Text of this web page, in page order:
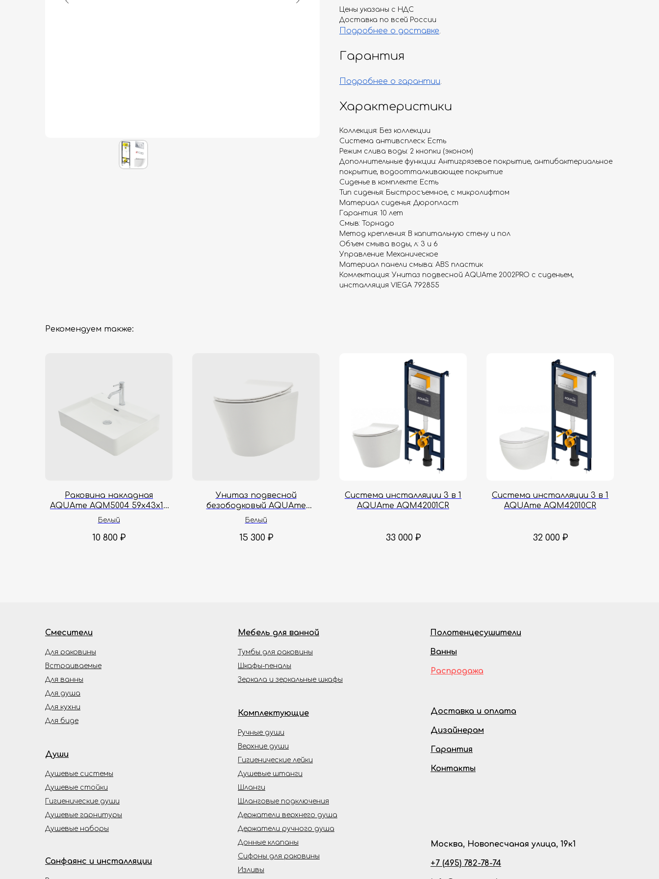
Цены указаны с НДС
Доставка по всей России
Подробнее о доставке.
Гарантия
Подробнее о гарантии.
Характеристики
Коллекция: Без коллекции
Система антивсплеск: Есть
Режим слива воды: 2 кнопки (эконом)
Дополнительные функции: Антигрязевое покрытие, антибактериальное
покрытие, водоотталкивающее покрытие
Сиденье в комплекте: Есть
Тип сиденья: Быстросъемное, с микролифтом
Материал сиденья: Дюропласт
Гарантия: 10 лет
Смыв: Торнадо
Метод крепления: В капитальную стену и пол
Объем смыва воды, л: 3 и 6
Управление: Механическое
Материал панели смыва: ABS пластик
Комлектация: Унитаз подвесной AQUAme 2002PRO с сиденьем,
инсталляция VIEGA 792855
Рекомендуем также:
Раковина накладная
AQUAme AQM5004 59х43х12
Белый
10 800 ₽
Унитаз подвесной
безободковый AQUAme
AQM2001 51.5x35.5x36.5 см
Белый
15 300 ₽
Система инсталляции 3 в 1
AQUAme AQM42001CR
33 000 ₽
Система инсталляции 3 в 1
AQUAme AQM42010CR
32 000 ₽
Смесители
Души
Душевые гарнитуры
Душевые наборы
Душевые системы
Гигиенические души
Мебель для ванной
Тумбы для раковины
Шкафы-пеналы
Зеркала и зеркальные шкафы
Встраиваемые
Для биде
Для кухни
Для ванны
Для душа
Для раковины
Комплектующие
Ручные души
Верхние души
Гигиенические лейки
Шланги
Дизайнерам
Доставка и оплата
Гарантия
Контакты
Душевые стойки
Шланговые подключения
Санфаянс и инсталляции
Распродажа
Полотенцесушители
Ванны
Держатели верхнего душа
Держатели ручного душа
Донные клапаны
Сифоны для раковины
Изливы
Душевые штанги
Москва, Новопесчаная улица, 19к1
+7 (495) 782-78-74